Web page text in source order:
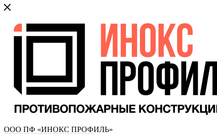
ООО ПФ «ИНОКС ПРОФИЛЬ»